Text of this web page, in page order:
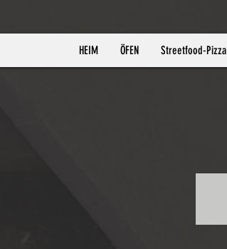
HEIM ÖFEN Streetfood-Pizza